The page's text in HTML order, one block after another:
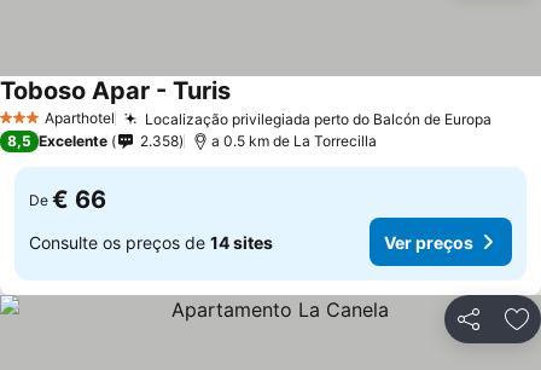
3 EstrelasAparthotel Localização privilegiada perto do Balcón de Europa
Toboso Apar - Turis
8,5 Excelente 2.358 a 0.5 km de La Torrecilla
De € 66
Consulte os preços de 14 sites Ver preços
Partilhar